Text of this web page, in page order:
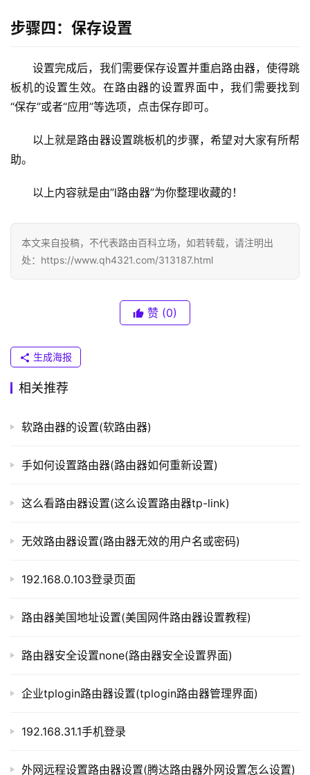
.
T
P
-
N
）
o
g
由
百
常
见
题
步骤四：保存设置
设置完成后，我们需要保存设置并重启路由器，使得跳
板机的设置生效。在路由器的设置界面中，我们需要找到
“保存”或者“应用”等选项，点击保存即可。
以上就是路由器设置跳板机的步骤，希望对大家有所帮
助。
以上内容就是由”l路由器”为你整理收藏的！
本文来自投稿，不代表路由百科立场，如若转载，请注明出
处：https://www.qh4321.com/313187.html
赞 (0)
生成海报
相关推荐
软路由器的设置(软路由器)
手如何设置路由器(路由器如何重新设置)
这么看路由器设置(这么设置路由器tp-link)
无效路由器设置(路由器无效的用户名或密码)
192.168.0.103登录页面
路由器美国地址设置(美国网件路由器设置教程)
路由器安全设置none(路由器安全设置界面)
企业tplogin路由器设置(tplogin路由器管理界面)
192.168.31.1手机登录
外网远程设置路由器设置(腾达路由器外网设置怎么设置)